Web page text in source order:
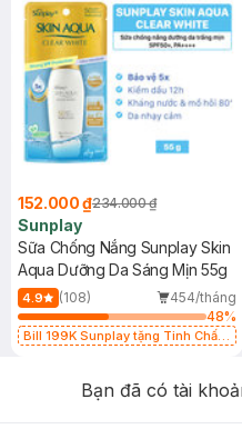
152.000 ₫234.000 ₫
Sunplay
Sữa Chống Nắng Sunplay Skin
Aqua Dưỡng Da Sáng Mịn 55g
4.9 (108)
454/tháng
48%
Bill 199K Sunplay tặng Tinh Chất
Bạn đã có tài